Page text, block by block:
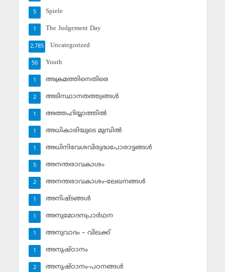
Spiele
5
The Judgement Day
1
Uncategorized
2,785
Youth
50
അക്രമത്തിനെതിരെ
1
അടിസ്ഥാനതത്ത്വങ്ങള്‍
2
അത്തഹിയ്യാത്തില്‍
1
അധികാരിയുടെ മുമ്പില്‍
1
അധിനിവേശവിരുദ്ധപോരാട്ടങ്ങള്‍
1
അനന്തരാവകാശം
5
അനന്തരാവകാശം-ലേഖനങ്ങള്‍
2
അനിഷ്ടങ്ങള്‍
1
അനുമോദനപ്രാര്‍ഥന
1
അനുവാദം – വിലക്ക്‌
1
അനുഷ്ഠാനം
1
അനുഷ്ഠാനം-പഠനങ്ങള്‍
2